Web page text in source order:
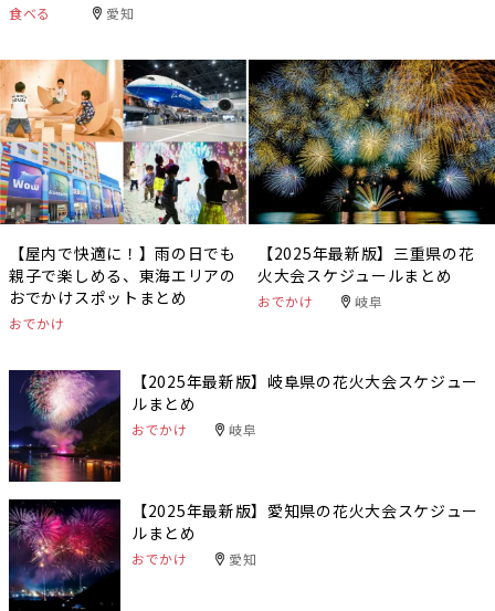
食べる 愛知
【屋内で快適に！】雨の日でも
親子で楽しめる、東海エリアの
おでかけスポットまとめ
おでかけ
【2025年最新版】三重県の花
火大会スケジュールまとめ
おでかけ 岐阜
【2025年最新版】岐阜県の花火大会スケジュー
ルまとめ
おでかけ 岐阜
【2025年最新版】愛知県の花火大会スケジュー
ルまとめ
おでかけ 愛知